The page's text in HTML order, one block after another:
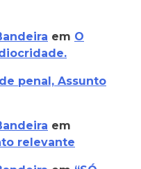
em O
penal, Assunto
em
relevante